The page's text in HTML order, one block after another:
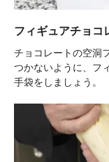
フィギュアチョコ
チョコレートの空洞
つかないように、フ
手袋をしましょう。
ル